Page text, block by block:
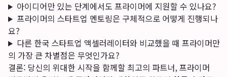
아이디어만 있는 단계에서도 프라이머에 지원할 수 있나요?
프라이머의 스타트업 멘토링은 구체적으로 어떻게 진행되나
요?
다른 한국 스타트업 액셀러레이터와 비교했을 때 프라이머만
의 가장 큰 차별점은 무엇인가요?
결론: 당신의 위대한 시작을 함께할 최고의 파트너, 프라이머